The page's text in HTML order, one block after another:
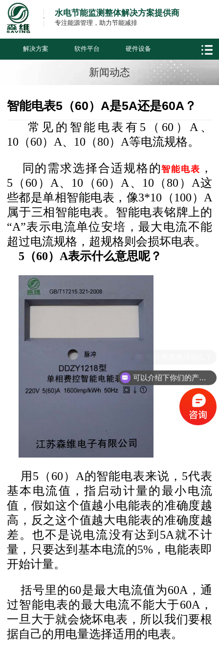
水电节能监测整体解决方案提供商
专注能源管理，助力节能减排
解决方案 软件平台 硬件设备
新闻动态
智能电表5（60）A是5A还是60A？
常见的智能电表有5（60）A、
10（60）A、10（80）A等电流规格。
同的需求选择合适规格的智能电表 ，
5（60）A、10（60）A、10（80）A这
些都是单相智能电表，像3*10（100）A
属于三相智能电表。智能电表铭牌上的
“A”表示电流单位安培，最大电流不能
超过电流规格，超规格则会损坏电表。
5（60）A表示什么意思呢？
用5（60）A的智能电表来说，5代表
基本电流值，指启动计量的最小电流
值，假如这个值越小电能表的准确度越
高，反之这个值越大电能表的准确度越
差。也不是说电流没有达到5A就不计
量，只要达到基本电流的5%，电能表即
开始计量。
括号里的60是最大电流值为60A，通
过智能电表的最大电流不能大于60A，
一旦大于就会烧坏电表，所以我们要根
据自己的用电量选择适用的电表。
可以介绍下你们的产品么？